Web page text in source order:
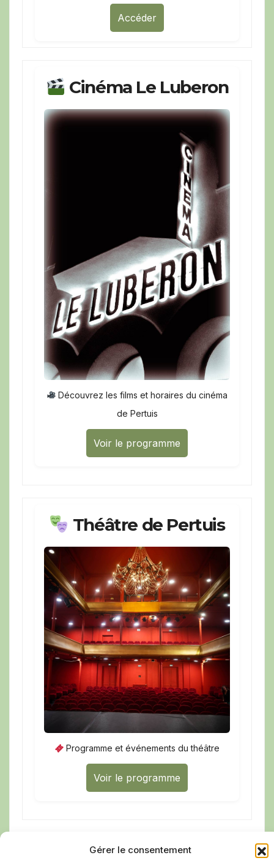
Gérer le consentement
Accéder
Cinéma Le Luberon
Découvrez les films et horaires du cinéma
de Pertuis
Voir le programme
Théâtre de Pertuis
Programme et événements du théâtre
Voir le programme
Médiathèque Les